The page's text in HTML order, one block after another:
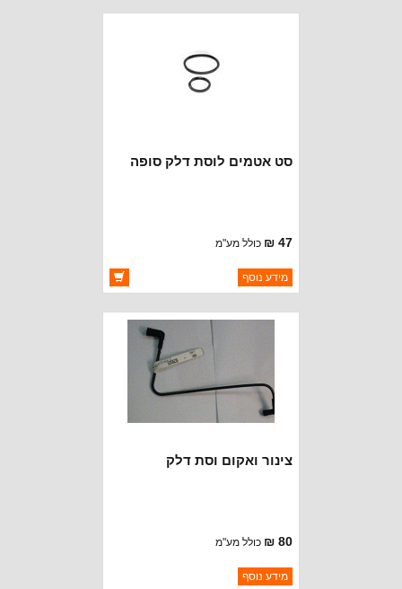
סט אטמים לוסת דלק סופה
47 ₪ כולל מע"מ
ברקוד: 4418903K
יצרן:CROWN AUTOMOTIVE
מידע נוסף
צינור ואקום וסת דלק
80 ₪ כולל מע"מ
ברקוד: 53006235
מידע נוסף